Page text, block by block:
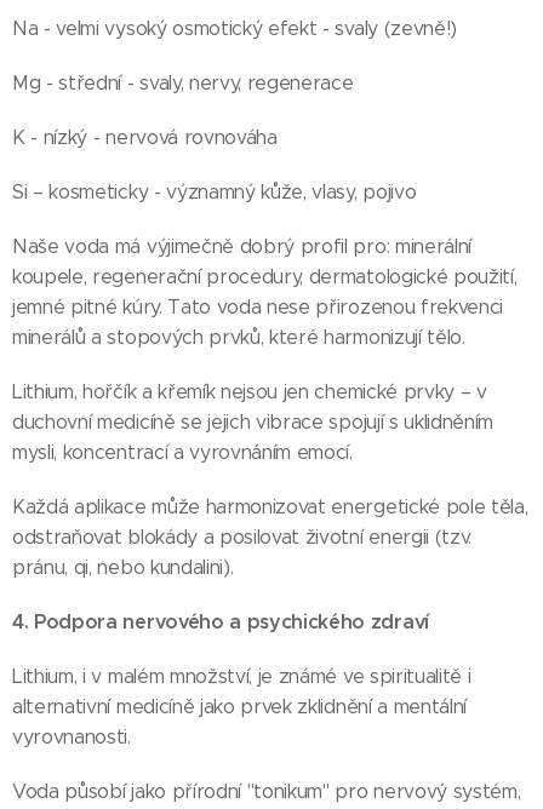
Na - velmi vysoký osmotický efekt - svaly (zevně!)
Mg - střední - svaly, nervy, regenerace
K - nízký - nervová rovnováha
Si – kosmeticky - významný kůže, vlasy, pojivo
Naše voda má výjimečně dobrý profil pro: minerální
koupele, regenerační procedury, dermatologické použití,
jemné pitné kúry. Tato voda nese přirozenou frekvenci
minerálů a stopových prvků, které harmonizují tělo.
Lithium, hořčík a křemík nejsou jen chemické prvky – v
duchovní medicíně se jejich vibrace spojují s uklidněním
mysli, koncentrací a vyrovnáním emocí.
Každá aplikace může harmonizovat energetické pole těla,
odstraňovat blokády a posilovat životní energii (tzv.
pránu, qi, nebo kundalini).
4. Podpora nervového a psychického zdraví
Lithium, i v malém množství, je známé ve spiritualitě i
alternativní medicíně jako prvek zklidnění a mentální
vyrovnanosti.
Voda působí jako přírodní "tonikum" pro nervový systém,